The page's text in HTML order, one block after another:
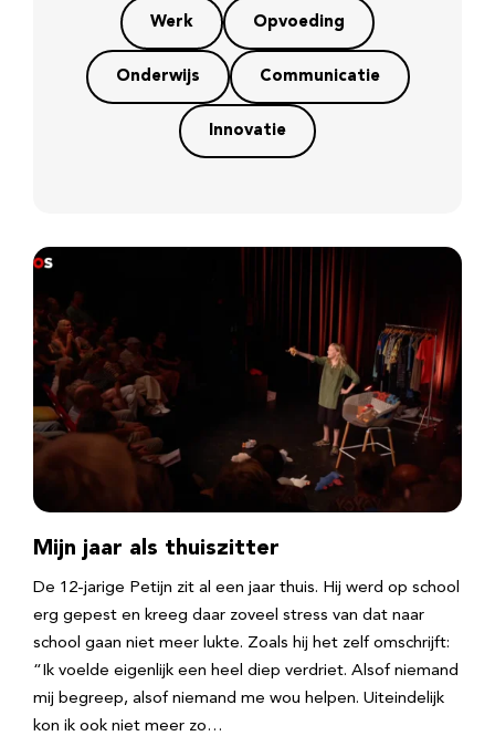
Werk Opvoeding
Onderwijs Communicatie
Innovatie
Mijn jaar als thuiszitter
De 12-jarige Petijn zit al een jaar thuis. Hij werd op school
erg gepest en kreeg daar zoveel stress van dat naar
school gaan niet meer lukte. Zoals hij het zelf omschrijft:
“Ik voelde eigenlijk een heel diep verdriet. Alsof niemand
mij begreep, alsof niemand me wou helpen. Uiteindelijk
kon ik ook niet meer zo…